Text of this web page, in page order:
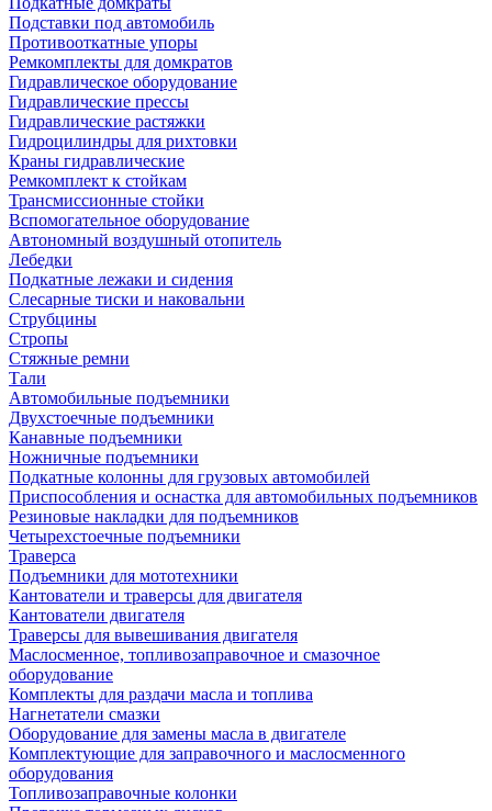
Подставки под автомобиль
Противооткатные упоры
Ремкомплекты для домкратов
Гидравлическое оборудование
Гидравлические прессы
Гидравлические растяжки
Гидроцилиндры для рихтовки
Краны гидравлические
Ремкомплект к стойкам
Трансмиссионные стойки
Вспомогательное оборудование
Автономный воздушный отопитель
Лебедки
Подкатные лежаки и сидения
Слесарные тиски и наковальни
Струбцины
Стропы
Стяжные ремни
Тали
Автомобильные подъемники
Двухстоечные подъемники
Канавные подъемники
Ножничные подъемники
Подкатные колонны для грузовых автомобилей
Приспособления и оснастка для автомобильных подъемников
Резиновые накладки для подъемников
Четырехстоечные подъемники
Траверса
Подъемники для мототехники
Кантователи и траверсы для двигателя
Кантователи двигателя
Траверсы для вывешивания двигателя
Маслосменное, топливозаправочное и смазочное
оборудование
Комплекты для раздачи масла и топлива
Нагнетатели смазки
Оборудование для замены масла в двигателе
Комплектующие для заправочного и маслосменного
оборудования
Топливозаправочные колонки